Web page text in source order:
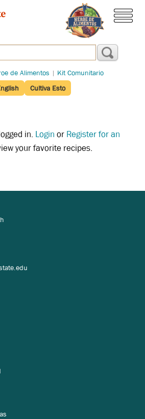
de Alimentos | Kit Comunitario
Cultiva Esto
in. Login or Register for an
your favorite recipes.